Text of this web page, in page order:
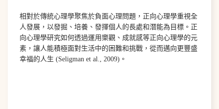
相對於傳統心理學聚焦於負面心理問題，正向心理學重視全
人發展，以發掘、培養、發揮個人的長處和潛能為目標。正
向心理學研究如何透過運用樂觀、成就感等正向心理學的元
素，讓人能積極面對生活中的困難和挑戰，從而邁向更豐盛
幸福的人生 (Seligman et al., 2009)。